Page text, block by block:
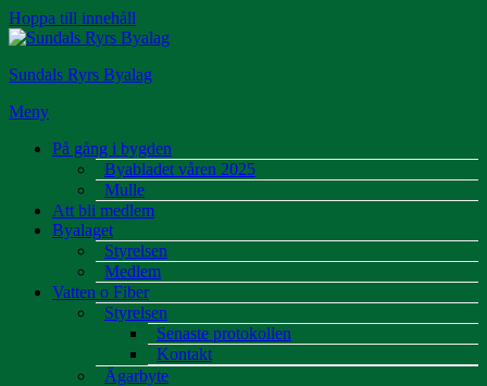
Hoppa till innehåll
Sundals Ryrs Byalag
Meny
På gång i bygden
Byabladet våren 2025
Mulle
Att bli medlem
Byalaget
Styrelsen
Medlem
Vatten o Fiber
Styrelsen
Senaste protokollen
Kontakt
Ägarbyte